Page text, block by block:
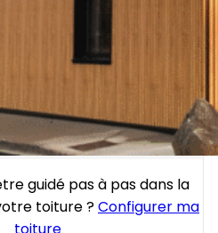
guidé pas à pas dans la
toiture ?Configurer ma
toiture